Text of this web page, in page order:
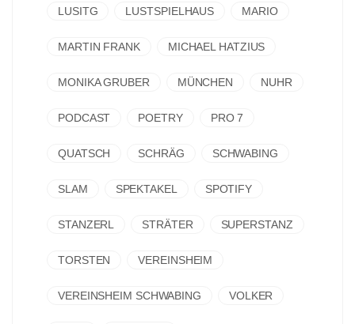
LUSITG LUSTSPIELHAUS MARIO
MARTIN FRANK MICHAEL HATZIUS
MONIKA GRUBER MÜNCHEN NUHR
PODCAST POETRY PRO 7
QUATSCH SCHRÄG SCHWABING
SLAM SPEKTAKEL SPOTIFY
STANZERL STRÄTER SUPERSTANZ
TORSTEN VEREINSHEIM
VEREINSHEIM SCHWABING VOLKER